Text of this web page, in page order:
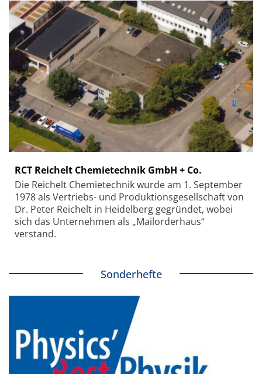
RCT Reichelt Chemietechnik GmbH + Co.
Die Reichelt Chemietechnik wurde am 1. September
1978 als Vertriebs- und Produktionsgesellschaft von
Dr. Peter Reichelt in Heidelberg gegründet, wobei
sich das Unternehmen als „Mailorderhaus“
verstand.
Sonderhefte